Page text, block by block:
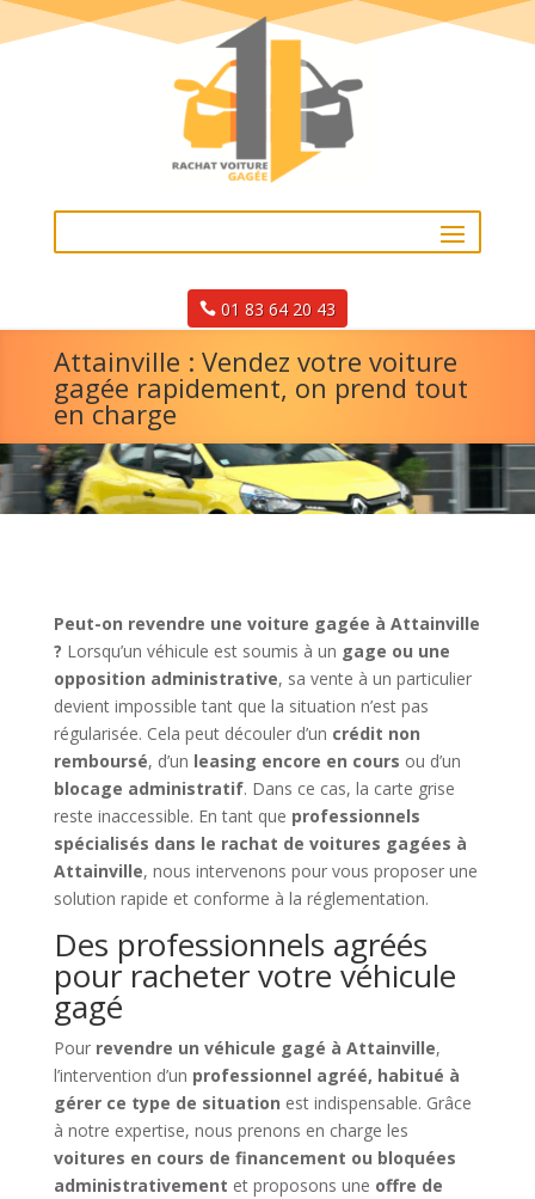
01 83 64 20 43
Attainville : Vendez votre voiture
gagée rapidement, on prend tout
en charge
Peut-on revendre une voiture gagée à Attainville
? Lorsqu’un véhicule est soumis à un gage ou une
opposition administrative, sa vente à un particulier
devient impossible tant que la situation n’est pas
régularisée. Cela peut découler d’un crédit non
remboursé, d’un leasing encore en cours ou d’un
blocage administratif. Dans ce cas, la carte grise
reste inaccessible. En tant que professionnels
spécialisés dans le rachat de voitures gagées à
Attainville, nous intervenons pour vous proposer une
solution rapide et conforme à la réglementation.
Des professionnels agréés
pour racheter votre véhicule
gagé
Pour revendre un véhicule gagé à Attainville,
l’intervention d’un professionnel agréé, habitué à
gérer ce type de situation est indispensable. Grâce
à notre expertise, nous prenons en charge les
voitures en cours de financement ou bloquées
administrativement et proposons une offre de